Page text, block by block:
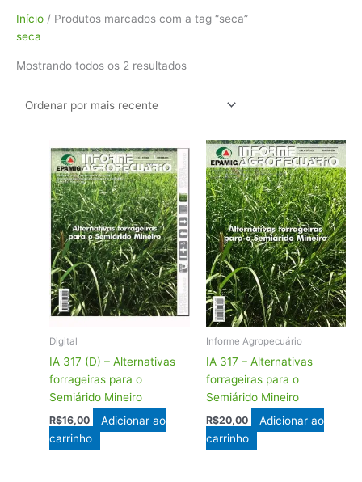
Início / Produtos marcados com a tag “seca”
seca
Mostrando todos os 2 resultados
Classificado
recente
Digital
IA 317 (D) – Alternativas
forrageiras para o
Semiárido Mineiro
R$16,00
Adicionar ao
carrinho
Informe Agropecuário
IA 317 – Alternativas
forrageiras para o
Semiárido Mineiro
R$20,00
Adicionar ao
carrinho